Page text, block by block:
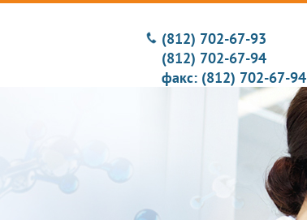
(812) 702-67-93
(812) 702-67-94
факс: (812) 702-67-94